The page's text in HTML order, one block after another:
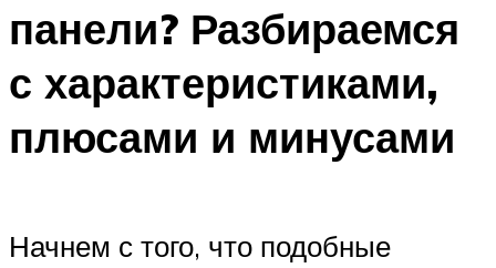
панели? Разбираемся
с характеристиками,
плюсами и минусами
Начнем с того, что подобные